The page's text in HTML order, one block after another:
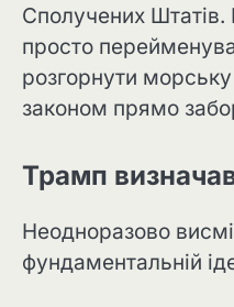
Сполучених
просто
розгорнути
законом прямо
Трамп
Неодноразово
фундаментальній